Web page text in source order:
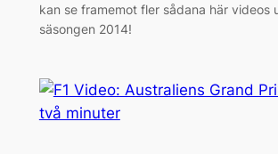
kan se framemot fler sådana här videos
säsongen 2014!